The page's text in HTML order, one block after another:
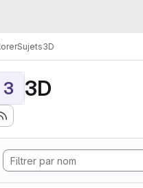
Sujets3D
3 3D